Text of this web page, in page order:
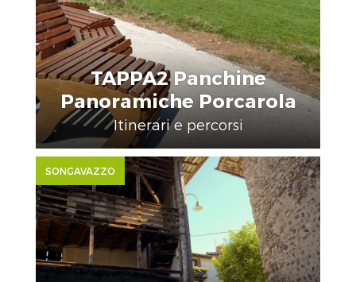
TAPPA2 Panchine
Panoramiche Porcarola
Itinerari e percorsi
SONGAVAZZO